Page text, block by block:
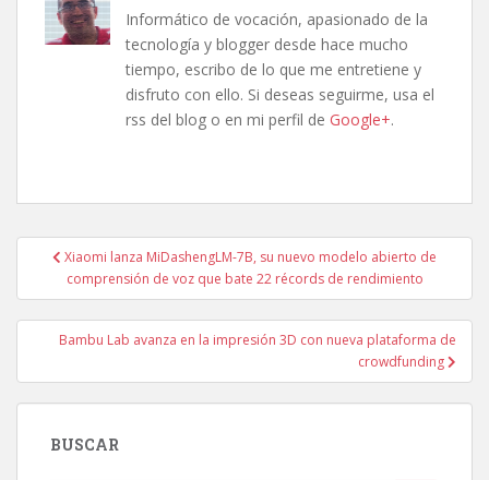
Informático de vocación, apasionado de la
tecnología y blogger desde hace mucho
tiempo, escribo de lo que me entretiene y
disfruto con ello. Si deseas seguirme, usa el
rss del blog o en mi perfil de Google+.
Navegación
entradas
Xiaomi lanza MiDashengLM-7B, su nuevo modelo abierto de
comprensión de voz que bate 22 récords de rendimiento
Bambu Lab avanza en la impresión 3D con nueva plataforma de
crowdfunding
BUSCAR